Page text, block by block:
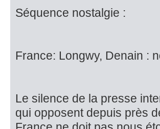
Séquence nostalgie :
France: Longwy, Denain :
Le silence de la presse
qui opposent depuis près